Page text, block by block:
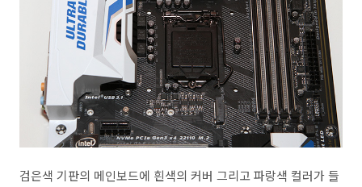
검은색 기판의 메인보드에 흰색의 커버 그리고 파랑색 컬러가 들